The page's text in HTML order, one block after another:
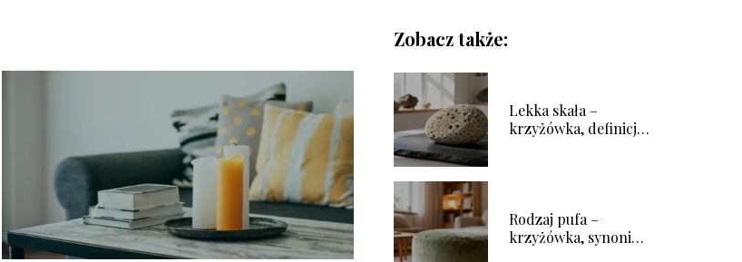
Zobacz także:
Lekka skała –
krzyżówka, definicja i
Rodzaj pufa –
krzyżówka, synonimy